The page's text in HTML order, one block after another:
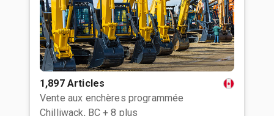
1,897 Articles
Vente aux enchères programmée
Chilliwack, BC + 8 plus